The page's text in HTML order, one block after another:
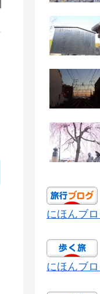
にほんブ
にほんブ